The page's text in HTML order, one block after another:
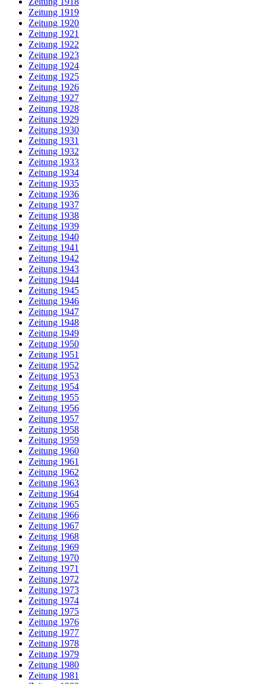
Zeitung 1919
Zeitung 1920
Zeitung 1921
Zeitung 1922
Zeitung 1923
Zeitung 1924
Zeitung 1925
Zeitung 1926
Zeitung 1927
Zeitung 1928
Zeitung 1929
Zeitung 1930
Zeitung 1931
Zeitung 1932
Zeitung 1933
Zeitung 1934
Zeitung 1935
Zeitung 1936
Zeitung 1937
Zeitung 1938
Zeitung 1939
Zeitung 1940
Zeitung 1941
Zeitung 1942
Zeitung 1943
Zeitung 1944
Zeitung 1945
Zeitung 1946
Zeitung 1947
Zeitung 1948
Zeitung 1949
Zeitung 1950
Zeitung 1951
Zeitung 1952
Zeitung 1953
Zeitung 1954
Zeitung 1955
Zeitung 1956
Zeitung 1957
Zeitung 1958
Zeitung 1959
Zeitung 1960
Zeitung 1961
Zeitung 1962
Zeitung 1963
Zeitung 1964
Zeitung 1965
Zeitung 1966
Zeitung 1967
Zeitung 1968
Zeitung 1969
Zeitung 1970
Zeitung 1971
Zeitung 1972
Zeitung 1973
Zeitung 1974
Zeitung 1975
Zeitung 1976
Zeitung 1977
Zeitung 1978
Zeitung 1979
Zeitung 1980
Zeitung 1981